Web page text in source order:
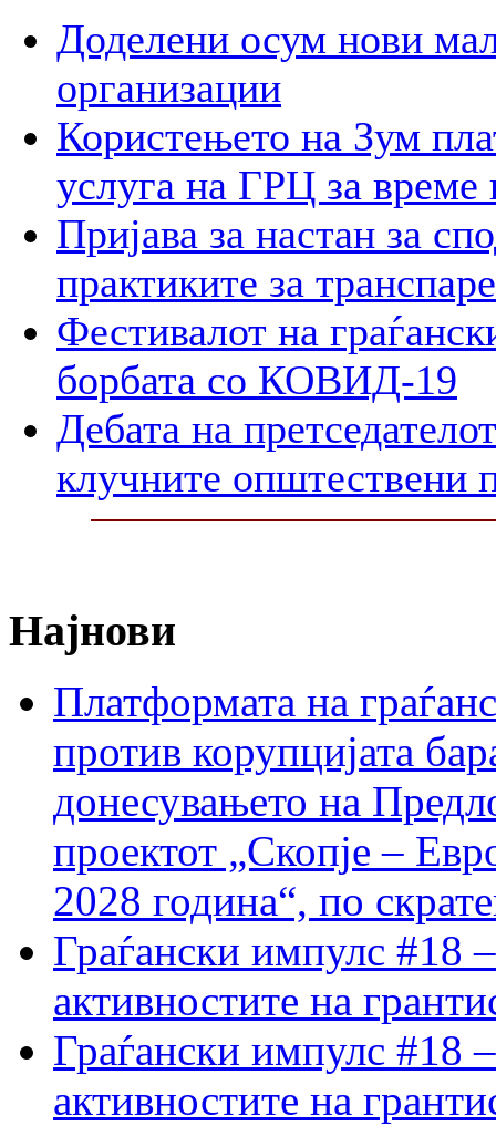
Доделени осум нови
организации
Користењето на Зум
услуга на ГРЦ за време
Пријава за настан за
практиките за
Фестивалот на
борбата со КОВИД-19
Дебата на
клучните општествени
Најнови
Платформата на
против корупцијата
донесувањето на
проектот „Скопје –
2028 година“, по
Граѓански импулс #18
активностите на
Граѓански импулс #18
активностите на